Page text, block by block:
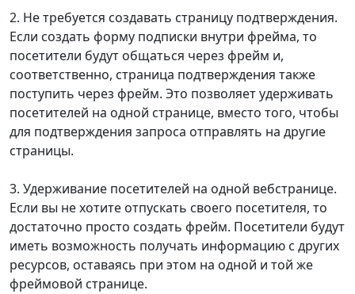
2. Не требуется создавать страницу подтверждения.
Если создать форму подписки внутри фрейма, то
посетители будут общаться через фрейм и,
соответственно, страница подтверждения также
поступить через фрейм. Это позволяет удерживать
посетителей на одной странице, вместо того, чтобы
для подтверждения запроса отправлять на другие
страницы.
3. Удерживание посетителей на одной вебстранице.
Если вы не хотите отпускать своего посетителя, то
достаточно просто создать фрейм. Посетители будут
иметь возможность получать информацию с других
ресурсов, оставаясь при этом на одной и той же
фреймовой странице.